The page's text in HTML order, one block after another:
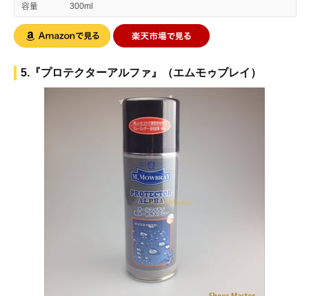
容量 300ml
5.『プロテクターアルファ』（エムモゥブレイ）